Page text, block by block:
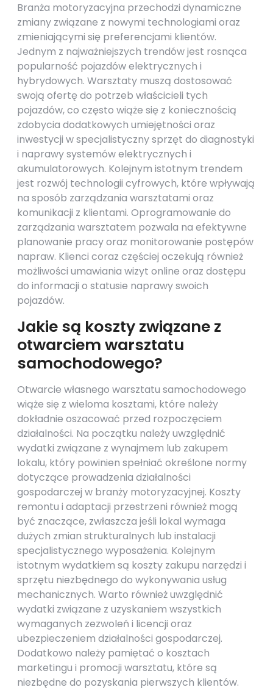
Branża motoryzacyjna przechodzi dynamiczne
zmiany związane z nowymi technologiami oraz
zmieniającymi się preferencjami klientów.
Jednym z najważniejszych trendów jest rosnąca
popularność pojazdów elektrycznych i
hybrydowych. Warsztaty muszą dostosować
swoją ofertę do potrzeb właścicieli tych
pojazdów, co często wiąże się z koniecznością
zdobycia dodatkowych umiejętności oraz
inwestycji w specjalistyczny sprzęt do diagnostyki
i naprawy systemów elektrycznych i
akumulatorowych. Kolejnym istotnym trendem
jest rozwój technologii cyfrowych, które wpływają
na sposób zarządzania warsztatami oraz
komunikacji z klientami. Oprogramowanie do
zarządzania warsztatem pozwala na efektywne
planowanie pracy oraz monitorowanie postępów
napraw. Klienci coraz częściej oczekują również
możliwości umawiania wizyt online oraz dostępu
do informacji o statusie naprawy swoich
pojazdów.
Jakie są koszty związane z
otwarciem warsztatu
samochodowego?
Otwarcie własnego warsztatu samochodowego
wiąże się z wieloma kosztami, które należy
dokładnie oszacować przed rozpoczęciem
działalności. Na początku należy uwzględnić
wydatki związane z wynajmem lub zakupem
lokalu, który powinien spełniać określone normy
dotyczące prowadzenia działalności
gospodarczej w branży motoryzacyjnej. Koszty
remontu i adaptacji przestrzeni również mogą
być znaczące, zwłaszcza jeśli lokal wymaga
dużych zmian strukturalnych lub instalacji
specjalistycznego wyposażenia. Kolejnym
istotnym wydatkiem są koszty zakupu narzędzi i
sprzętu niezbędnego do wykonywania usług
mechanicznych. Warto również uwzględnić
wydatki związane z uzyskaniem wszystkich
wymaganych zezwoleń i licencji oraz
ubezpieczeniem działalności gospodarczej.
Dodatkowo należy pamiętać o kosztach
marketingu i promocji warsztatu, które są
niezbędne do pozyskania pierwszych klientów.